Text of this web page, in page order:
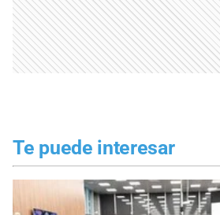
Te puede interesar